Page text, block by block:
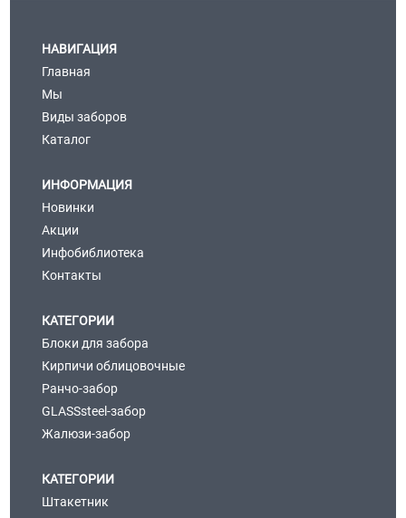
НАВИГАЦИЯ
Главная
Мы
Виды заборов
Каталог
ИНФОРМАЦИЯ
Новинки
Акции
Инфобиблиотека
Контакты
КАТЕГОРИИ
Блоки для забора
Кирпичи облицовочные
Ранчо-забор
GLASSsteel-забор
Жалюзи-забор
КАТЕГОРИИ
Штакетник